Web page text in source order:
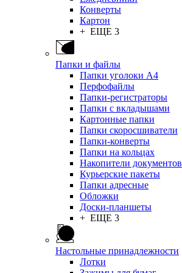
Конверты
Картон
+ ЕЩЕ 3
Папки и файлы
Папки уголоки А4
Перфофайлы
Папки-регистраторы
Папки с вкладышами
Картонные папки
Папки скоросшиватели
Папки-конверты
Папки на кольцах
Накопители документов
Курьерские пакеты
Папки адресные
Обложки
Доски-планшеты
+ ЕЩЕ 3
Настольные принадлежности
Лотки